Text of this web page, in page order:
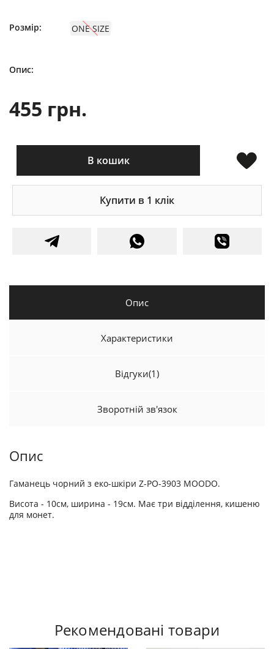
Розмір: ONE SIZE
Опис:
455 грн.
В кошик
Купити в 1 клік
Опис
Характеристики
Відгуки(1)
Зворотній зв'язок
Опис
Гаманець чорний з еко-шкіри Z-PO-3903 MOODO.
Висота - 10см, ширина - 19см. Має три відділення, кишеню
для монет.
Рекомендовані товари